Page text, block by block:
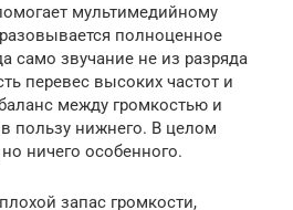
мультимедийному
полноценное
само звучание не из разряда
перевес высоких частот и
между громкостью и
пользу нижнего. В целом
ничего особенного.
запас громкости,